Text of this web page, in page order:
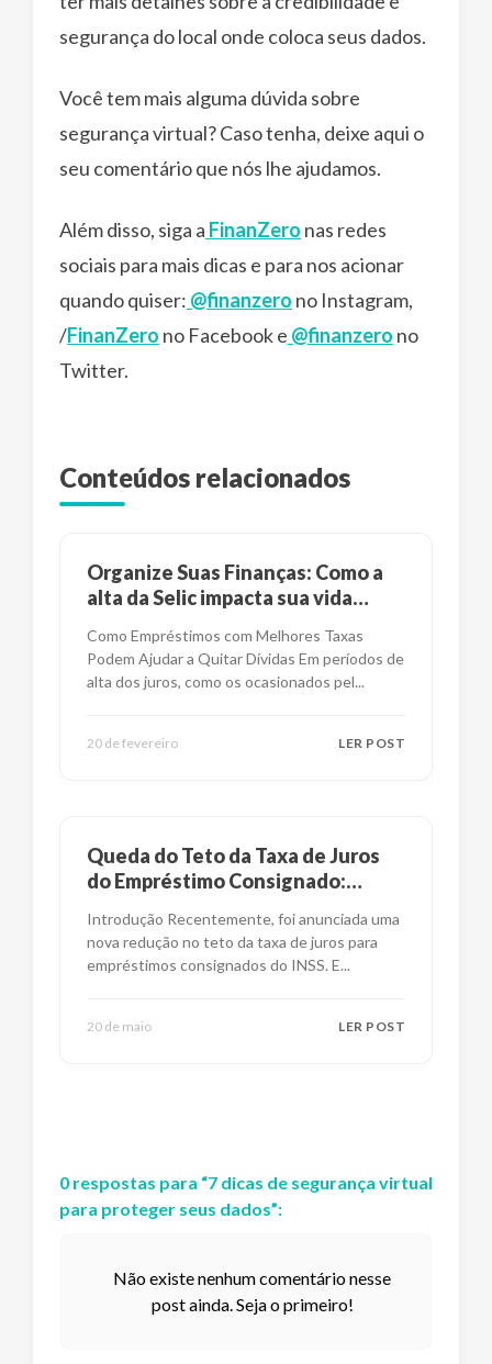
segurança do local onde coloca seus dados.
Você tem mais alguma dúvida sobre
segurança virtual? Caso tenha, deixe aqui o
seu comentário que nós lhe ajudamos.
Além disso, siga a FinanZero nas redes
sociais para mais dicas e para nos acionar
quando quiser: @finanzero no Instagram,
/FinanZero no Facebook e @finanzero no
Twitter.
Conteúdos relacionados
Organize Suas Finanças: Como a
alta da Selic impacta sua vida
Como Empréstimos com Melhores Taxas
Podem Ajudar a Quitar Dívidas Em períodos de
alta dos juros, como os ocasionados pel...
20 de fevereiro LER POST
Queda do Teto da Taxa de Juros
do Empréstimo Consignado:
Introdução Recentemente, foi anunciada uma
nova redução no teto da taxa de juros para
empréstimos consignados do INSS. E...
20 de maio LER POST
0 respostas para “7 dicas de segurança virtual
para proteger seus dados”:
Não existe nenhum comentário nesse
post ainda. Seja o primeiro!